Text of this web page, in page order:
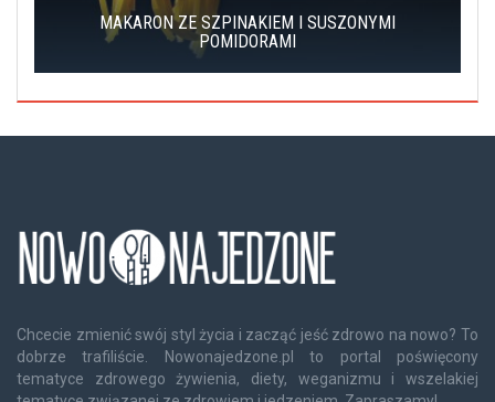
MAKARON ZE SZPINAKIEM I SUSZONYMI
POMIDORAMI
Chcecie zmienić swój styl życia i zacząć jeść zdrowo na nowo? To
dobrze trafiliście. Nowonajedzone.pl to portal poświęcony
tematyce zdrowego żywienia, diety, weganizmu i wszelakiej